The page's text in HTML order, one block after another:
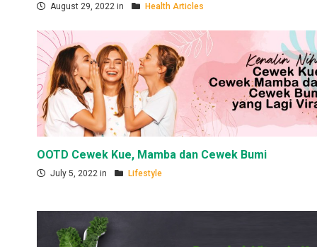
August 29, 2022 in Health Articles
OOTD Cewek Kue, Mamba dan Cewek Bumi
July 5, 2022 in Lifestyle